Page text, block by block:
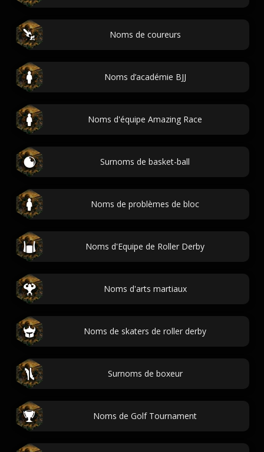
Noms de coureurs
Noms d’académie BJJ
Noms d'équipe Amazing Race
Surnoms de basket-ball
Noms de problèmes de bloc
Noms d'Equipe de Roller Derby
Noms d'arts martiaux
Noms de skaters de roller derby
Surnoms de boxeur
Noms de Golf Tournament